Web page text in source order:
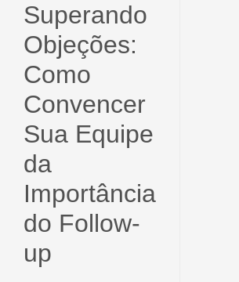
Superando
Objeções:
Como
Convencer
Sua Equipe
da
Importância
do Follow-
up